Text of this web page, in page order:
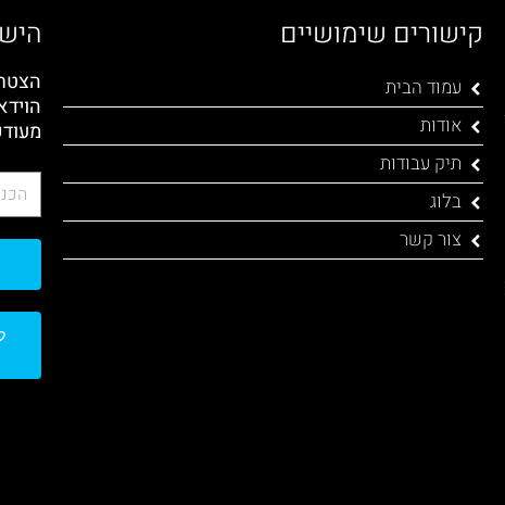
קישורים שימושיים
עמוד הבית
אודות
תיק עבודות
בלוג
צור קשר